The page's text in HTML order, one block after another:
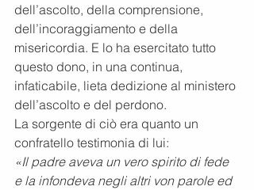
dell’ascolto, della comprensione,
dell’incoraggiamento e della
misericordia. E lo ha esercitato tutto
questo dono, in una continua,
infaticabile, lieta dedizione al ministero
dell’ascolto e del perdono.
La sorgente di ciò era quanto un
confratello testimonia di lui:
«Il padre aveva un vero spirito di fede
e la infondeva negli altri von parole ed